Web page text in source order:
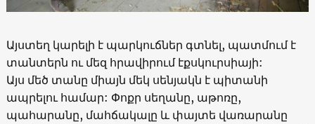
Այստեղ կարելի է պարկուճներ գտնել, պատմում է
տանտերն ու մեզ հրավիրում էքսկուրսիայի:
Այս մեծ տանը միայն մեկ սենյակն է պիտանի
ապրելու համար: Փոքր սեղանը, աթոռը,
պահարանը, մահճակալը և փայտե վառարանը